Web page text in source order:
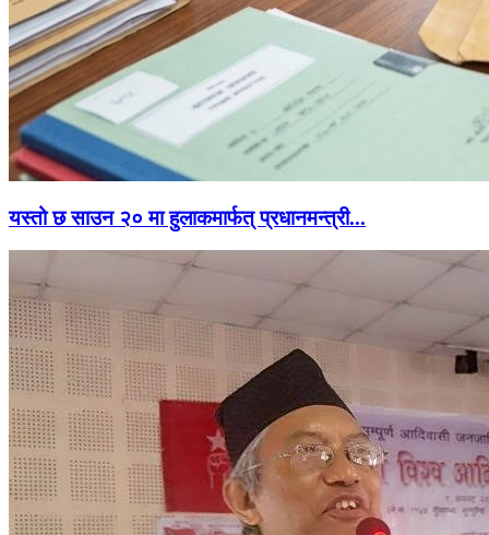
यस्तो छ साउन २० मा हुलाकमार्फत् प्रधानमन्त्री...